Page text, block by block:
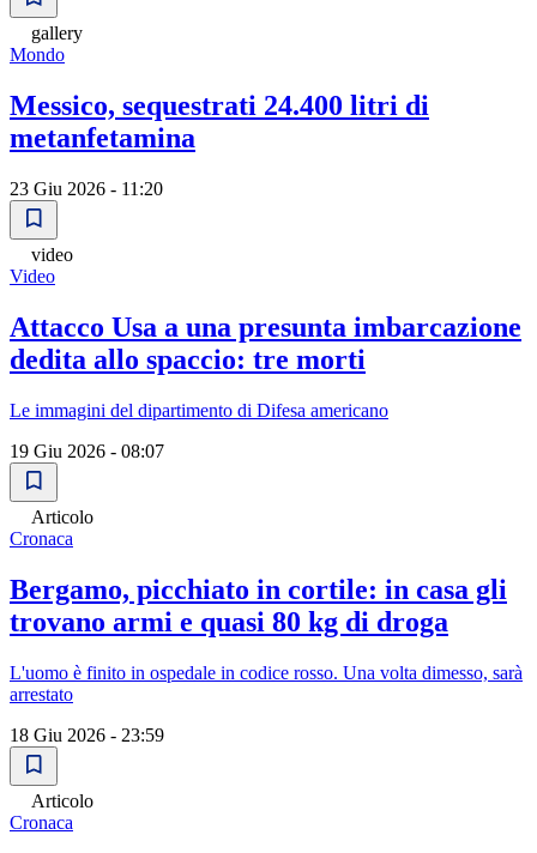
gallery
Mondo
Messico, sequestrati 24.400 litri di
metanfetamina
23 Giu 2026 - 11:20
video
Video
Attacco Usa a una presunta imbarcazione
dedita allo spaccio: tre morti
Le immagini del dipartimento di Difesa americano
19 Giu 2026 - 08:07
Articolo
Cronaca
Bergamo, picchiato in cortile: in casa gli
trovano armi e quasi 80 kg di droga
L'uomo è finito in ospedale in codice rosso. Una volta dimesso, sarà
arrestato
18 Giu 2026 - 23:59
Articolo
Cronaca